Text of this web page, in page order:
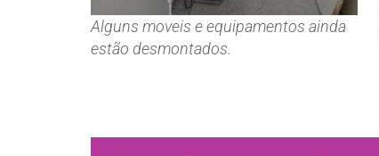
Alguns moveis e equipamentos ainda
estão desmontados.